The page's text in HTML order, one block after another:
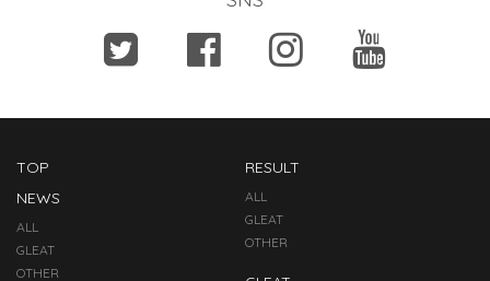
TOP
NEWS
ALL
GLEAT
OTHER
RESULT
ALL
GLEAT
OTHER